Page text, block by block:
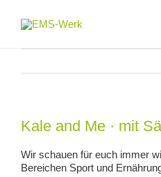
content
Kale and Me · mit
Wir schauen für euch immer
Bereichen Sport und